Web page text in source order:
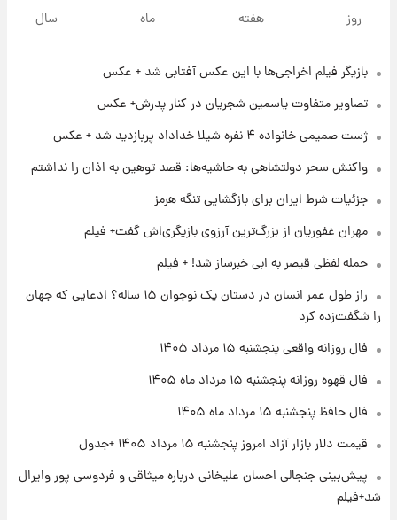
قیمت سکه و طلا فردا
۱۷ ساعت پیش
فال قهوه روزانه پنجشنبه ۱۵ مرداد ماه ۱۴۰۵
۱۹ ساعت پیش
فال روزانه واقعی پنجشنبه ۱۵ مرداد ۱۴۰۵
+ جدول
آغاز طرح جدید فروش مشارکت در تولید سایپا؛
نام خودرو، مبلغ پیش پرداخت و زمان تحویل |
سود مشارکت چند درصد است؟
روز هفته ماه سال
بازیگر فیلم اخراجی‌ها با این عکس آفتابی شد + عکس
تصاویر متفاوت یاسمین شجریان در کنار پدرش+ عکس
ژست صمیمی خانواده ۴ نفره شیلا خداداد پربازدید شد + عکس
واکنش سحر دولتشاهی به حاشیه‌ها: قصد توهین به اذان را نداشتم
جزئیات شرط ایران برای بازگشایی تنگه هرمز
مهران غفوریان از بزرگ‌ترین آرزوی بازیگری‌اش گفت+ فیلم
حمله لفظی قیصر به ابی خبرساز شد! + فیلم
راز طول عمر انسان در دستان یک نوجوان ۱۵ ساله؟ ادعایی که جهان
را شگفت‌زده کرد
فال روزانه واقعی پنجشنبه ۱۵ مرداد ۱۴۰۵
فال قهوه روزانه پنجشنبه ۱۵ مرداد ماه ۱۴۰۵
فال حافظ پنجشنبه ۱۵ مرداد ماه ۱۴۰۵
قیمت دلار بازار آزاد امروز پنجشنبه ۱۵ مرداد ۱۴۰۵ +جدول
پیش‌بینی جنجالی احسان علیخانی درباره میثاقی و فردوسی پور وایرال
شد+فیلم